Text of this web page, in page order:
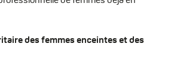
des femmes enceintes et des